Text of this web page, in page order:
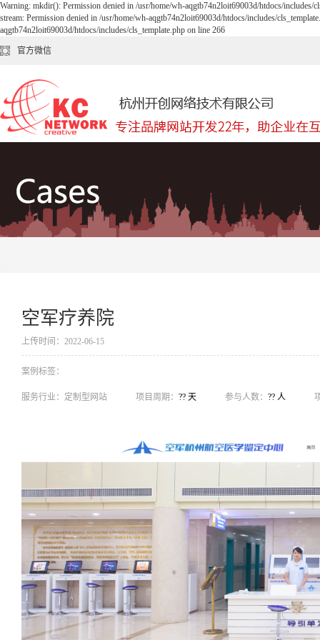
Warning: mkdir(): Permission denied in /usr/home/wh-aqgtb74n2loit69003d/htdocs/
stream: Permission denied in /usr/home/wh-aqgtb74n2loit69003d/htdocs/includes/
aqgtb74n2loit69003d/htdocs/includes/cls_template.php on line 266
官方微信
空军疗养院
上传时间：2022-06-15
案例标签：
服务行业： 定制型网站 项目周期： ?? 天 参与人数： ?? 人